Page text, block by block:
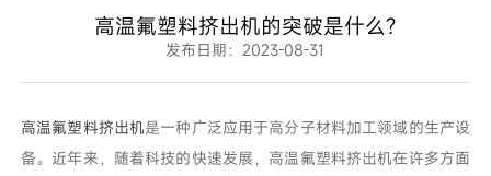
高温氟塑料挤出机的突破是什么?
发布日期：2023-08-31
高温氟塑料挤出机是一种广泛应用于高分子材料加工领域的生产设
备。近年来，随着科技的快速发展，高温氟塑料挤出机在许多方面